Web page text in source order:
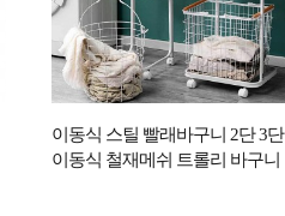
이동식 스틸 빨래바구니 2단 3단
이동식 철재메쉬 트롤리 바구니